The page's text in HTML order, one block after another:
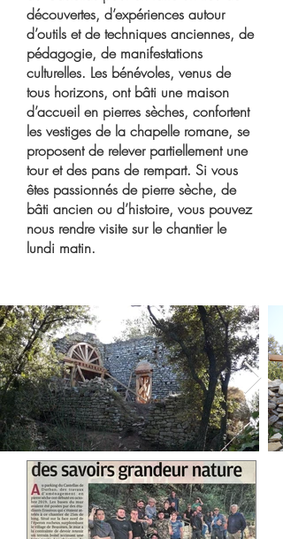
découvertes, d’expériences autour
d’outils et de techniques anciennes, de
pédagogie, de manifestations
culturelles. Les bénévoles, venus de
tous horizons, ont bâti une maison
d’accueil en pierres sèches, confortent
les vestiges de la chapelle romane, se
proposent de relever partiellement une
tour et des pans de rempart. Si vous
êtes passionnés de pierre sèche, de
bâti ancien ou d’histoire, vous pouvez
nous rendre visite sur le chantier le
lundi matin.